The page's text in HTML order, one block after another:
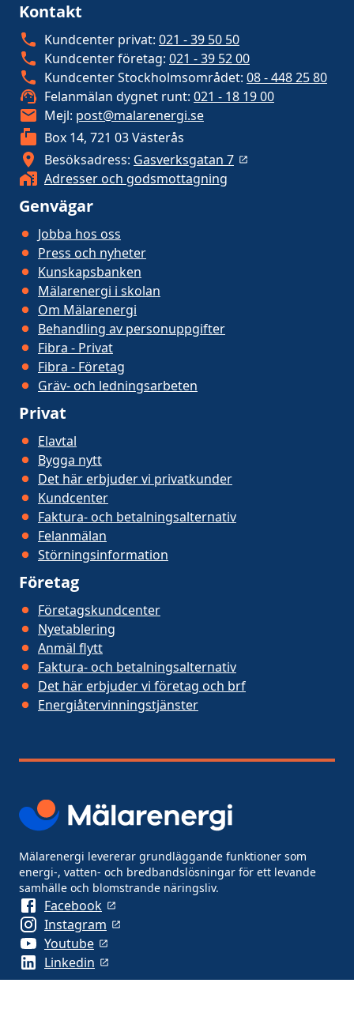
Kontakt
Kundcenter privat: 021 - 39 50 50
Kundcenter företag: 021 - 39 52 00
Kundcenter Stockholmsområdet: 08 - 448 25 80
Felanmälan dygnet runt: 021 - 18 19 00
Mejl: post@malarenergi.se
Box 14, 721 03 Västerås
Besöksadress: Gasverksgatan 7
Adresser och godsmottagning
Genvägar
Jobba hos oss
Press och nyheter
Kunskapsbanken
Mälarenergi i skolan
Om Mälarenergi
Behandling av personuppgifter
Fibra - Privat
Fibra - Företag
Gräv- och ledningsarbeten
Privat
Elavtal
Bygga nytt
Det här erbjuder vi privatkunder
Kundcenter
Faktura- och betalningsalternativ
Felanmälan
Störningsinformation
Företag
Företagskundcenter
Nyetablering
Anmäl flytt
Faktura- och betalningsalternativ
Det här erbjuder vi företag och brf
Energiåtervinningstjänster
Mälarenergi levererar grundläggande funktioner som
energi-, vatten- och bredbandslösningar för ett levande
samhälle och blomstrande näringsliv.
Facebook
Instagram
Youtube
Linkedin